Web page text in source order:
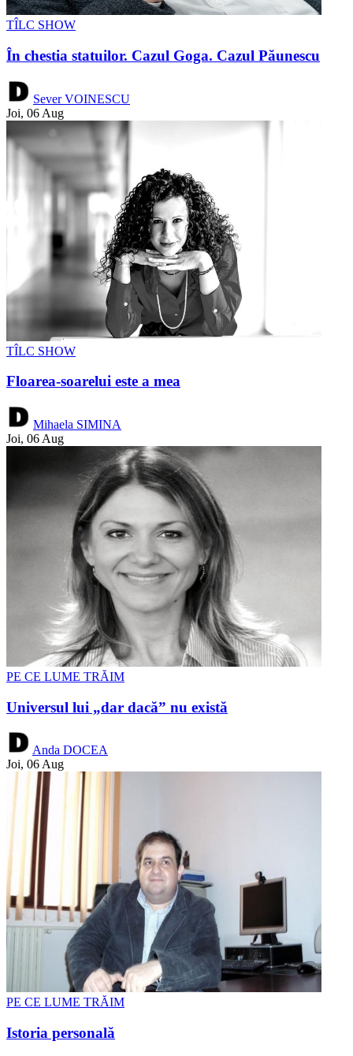
TÎLC SHOW
În chestia statuilor. Cazul Goga. Cazul Păunescu
Sever VOINESCU
Joi, 06 Aug
TÎLC SHOW
Floarea-soarelui este a mea
Mihaela SIMINA
Joi, 06 Aug
PE CE LUME TRĂIM
Universul lui „dar dacă” nu există
Anda DOCEA
Joi, 06 Aug
PE CE LUME TRĂIM
Istoria personală